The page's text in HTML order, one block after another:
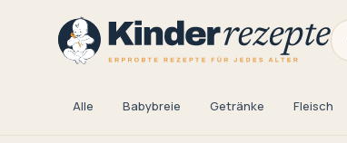
Alle Babybreie Getränke Fleisch